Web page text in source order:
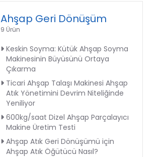
Ahşap Geri Dönüşüm
9 Ürün
Keskin Soyma: Kütük Ahşap Soyma
Makinesinin Büyüsünü Ortaya
Çıkarma
Ticari Ahşap Talaşı Makinesi Ahşap
Atık Yönetimini Devrim Niteliğinde
Yeniliyor
600kg/saat Dizel Ahşap Parçalayıcı
Makine Üretim Testi
Ahşap Atık Geri Dönüşümü için
Ahşap Atık Öğütücü Nasıl?